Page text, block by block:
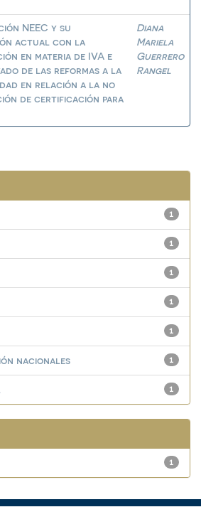
NEEC y su
actual con la
en materia de IVA e
de las reformas a la
en relación a la no
de certificación para
Diana
Mariela
Guerrero
Rangel
1
1
1
1
1
1
nacionales
1
1